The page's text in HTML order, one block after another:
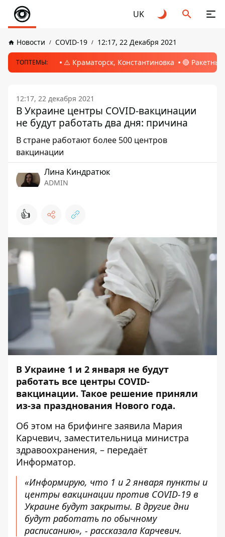
UK
Новости COVID-19 12:17, 22 Декабря 2021
ТОПТЕМЫ: ⚠️ Краматорск, Константиновка 🔴
12:17, 22 декабря 2021
В Украине центры COVID-вакцинации
не будут работать два дня: причина
В стране работают более 500 центров
вакцинации
Лина Киндратюк
ADMIN
👍
В Украине 1 и 2 января не будут
работать все центры COVID-
вакцинации. Такое решение приняли
из-за празднования Нового года.
Об этом на брифинге заявила Мария
Карчевич, заместительница министра
здравоохранения, – передаёт
Информатор.
«Информирую, что 1 и 2 января пункты и
центры вакцинации против COVID-19 в
Украине будут закрыты. В другие дни
будут работать по обычному
расписанию», - рассказала Карчевич.